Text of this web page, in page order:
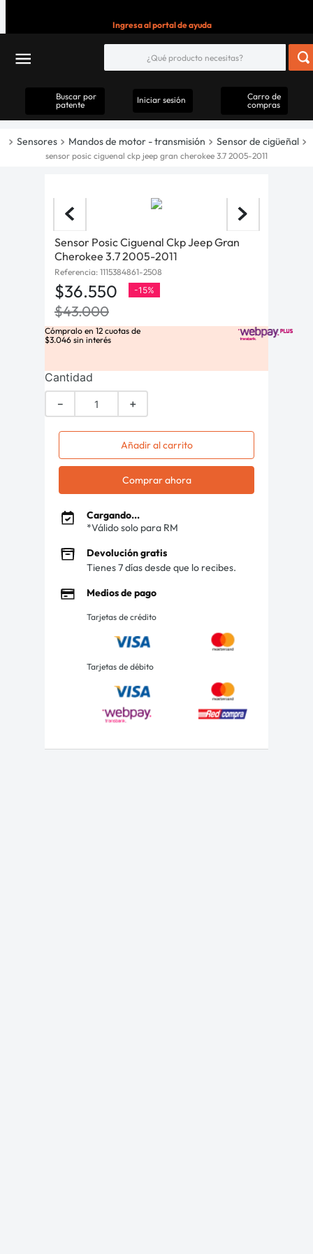
Ingresa al portal de ayuda
Buscar por
patente
Iniciar sesión
Carro de
compras
Sensores Mandos de motor - transmisión Sensor de cigüeñal
sensor posic ciguenal ckp jeep gran cherokee 3.7 2005-2011
Sensor Posic Ciguenal Ckp Jeep Gran
Cherokee 3.7 2005-2011
Referencia: 1115384861-2508
$36.550 -15%
$43.000
Cómpralo en 12 cuotas de
$3.046 sin interés
Cantidad
＋
－
Añadir al carrito
Comprar ahora
Cargando...
*Válido solo para RM
Devolución gratis
Tienes 7 días desde que lo recibes.
Medios de pago
Tarjetas de crédito
Tarjetas de débito